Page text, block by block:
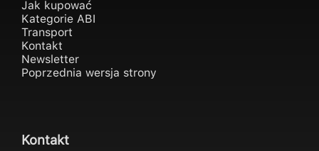
Jak kupować
Kategorie ABI
Transport
Kontakt
Newsletter
Poprzednia wersja strony
Kontakt